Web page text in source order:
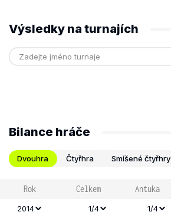
Výsledky na turnajích
Bilance hráče
Dvouhra Čtyřhra Smíšené čtyřhry
Rok Celkem Antuka
2014 1/4 1/4